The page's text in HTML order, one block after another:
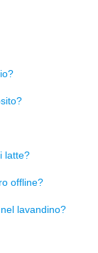
latte?
offline?
lavandino?